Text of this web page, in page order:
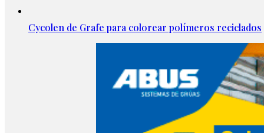
Cycolen de Grafe para colorear polímeros reciclados